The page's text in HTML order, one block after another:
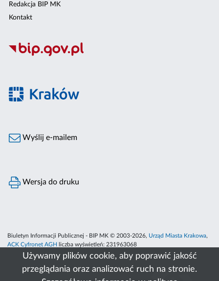
Używamy plików cookie, aby poprawić jakość
przeglądania oraz analizować ruch na stronie.
Redakcja BIP MK
Kontakt
Wyślij e-mailem
Wersja do druku
Biuletyn Informacji Publicznej - BIP MK © 2003-2026, Urząd Miasta Krakowa,
ACK Cyfronet AGH
liczba wyświetleń: 231963068